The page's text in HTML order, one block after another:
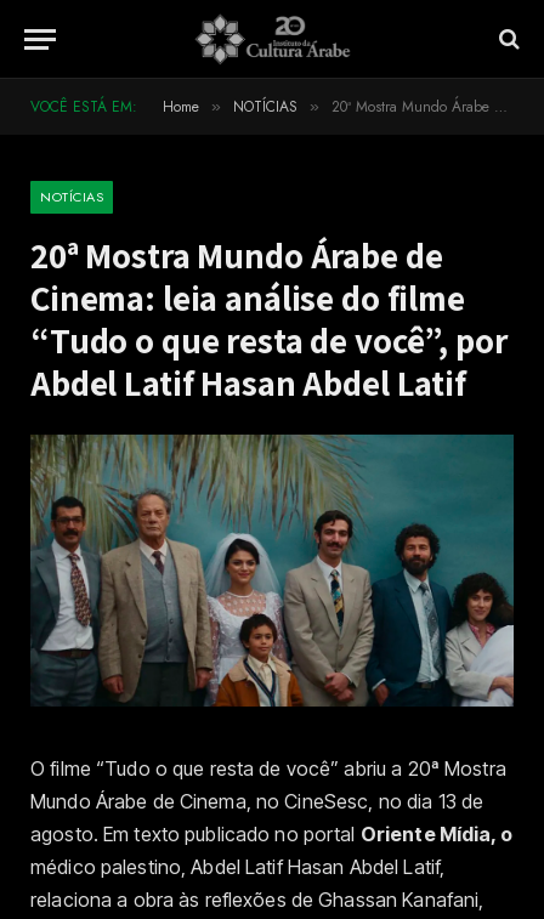
VOCÊ ESTÁ EM: Home » NOTÍCIAS » 20ª Mostra Mundo Árabe de Cinema: leia análise do filme “Tudo o que resta de você”, por Abdel Latif Hasan Abdel Latif
NOTÍCIAS
20ª Mostra Mundo Árabe de
Cinema: leia análise do filme
“Tudo o que resta de você”, por
Abdel Latif Hasan Abdel Latif
O filme “Tudo o que resta de você” abriu a 20ª Mostra
Mundo Árabe de Cinema, no CineSesc, no dia 13 de
agosto. Em texto publicado no portal Oriente Mídia, o
médico palestino, Abdel Latif Hasan Abdel Latif,
relaciona a obra às reflexões de Ghassan Kanafani,